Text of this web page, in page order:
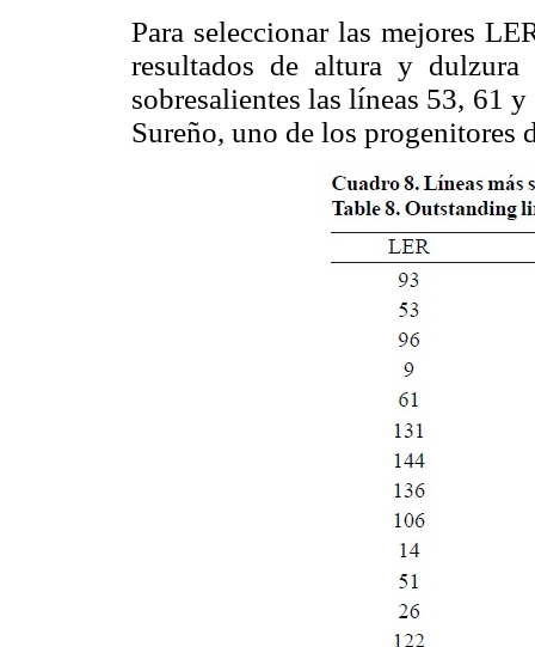
Para seleccionar las mejores
resultados de altura y dulzura
sobresalientes las líneas 53, 61
Sureño, uno de los progenitores